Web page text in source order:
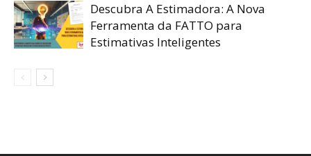
Descubra A Estimadora: A Nova
Ferramenta da FATTO para
Estimativas Inteligentes